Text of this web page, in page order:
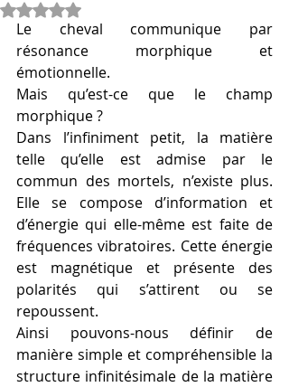
Noté NaN étoiles sur 5.
Le cheval communique par
résonance morphique et
émotionnelle.
Mais qu’est-ce que le champ
morphique ?
Dans l’infiniment petit, la matière
telle qu’elle est admise par le
commun des mortels, n’existe plus.
Elle se compose d’information et
d’énergie qui elle-même est faite de
fréquences vibratoires. Cette énergie
est magnétique et présente des
polarités qui s’attirent ou se
repoussent.
Ainsi pouvons-nous définir de
manière simple et compréhensible la
structure infinitésimale de la matière